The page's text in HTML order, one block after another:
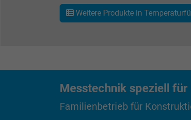
Weitere Produkte in
Messtechnik speziell für
Familienbetrieb für